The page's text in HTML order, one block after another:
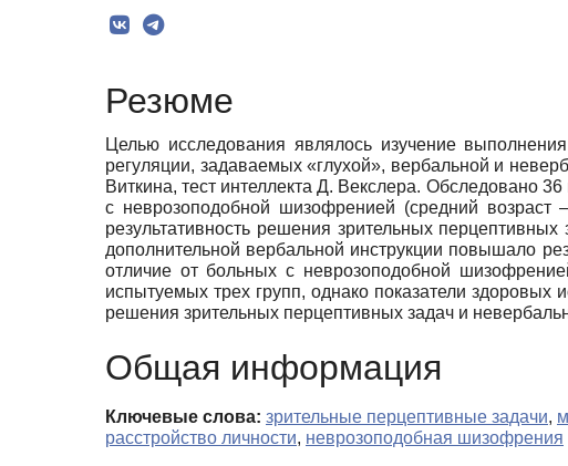
Резюме
Целью исследования являлось изучение
регуляции, задаваемых «глухой», вербальной и
Виткина, тест интеллекта Д. Векслера. Обследовано
с неврозоподобной шизофренией (средний возраст
результативность решения зрительных
дополнительной вербальной инструкции повышало
отличие от больных с неврозоподобной
испытуемых трех групп, однако показатели
решения зрительных перцептивных задач и
Общая информация
Ключевые слова: зрительные перцептивные задачи,
расстройство личности, неврозоподобная шизофрения